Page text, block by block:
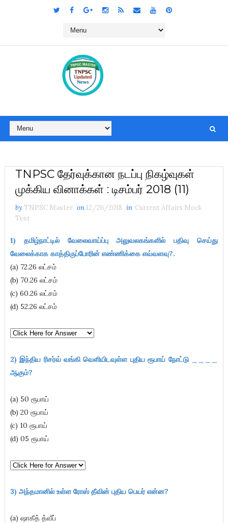
TNPSC தேர்வுக்கான நடப்பு நிகழ்வுகள்
முக்கிய வினாக்கள் : டிசம்பர் 2018 (11)
by TNPSC Master on 12/26/2018 in Current Affairs Mock
Test
1) தமிழ்நாட்டில் வேலைவாய்ப்பு அலுவலகங்களில் பதிவு செய்து
வேலைக்காக காத்திருப்போரின் எண்ணிக்கை எவ்வளவு?.
(a) 72.26 லட்சம்
(b) 70.26 லட்சம்
(c) 60.26 லட்சம்
(d) 52.26 லட்சம்
2) இந்திய ரிசர்வ் வங்கி வெளியிடவுள்ள புதிய ரூபாய் நோட்டு ____
ஆகும்?
(a) 50 ரூபாய்
(b) 20 ரூபாய்
(c) 10 ரூபாய்
(d) 05 ரூபாய்
3) அந்தமானில் உள்ள ரோஸ் தீவின் புதிய பெயர் என்ன?
(a) ஷாகீத் த்வீப்